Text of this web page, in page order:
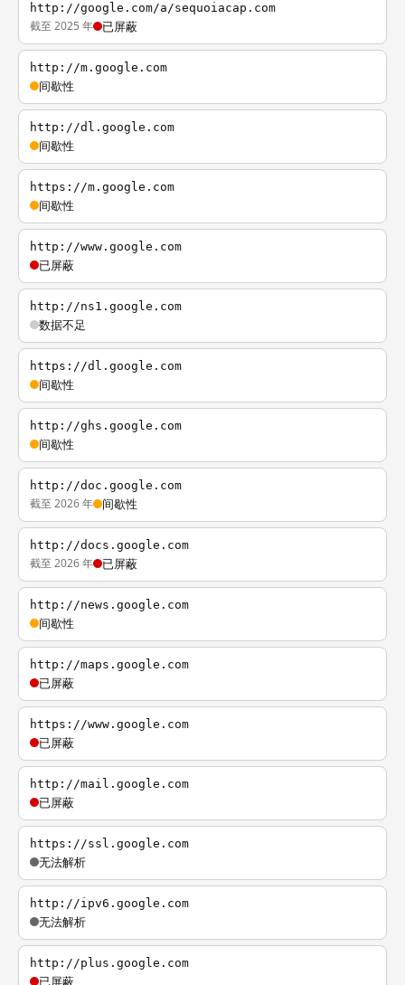
http://google.com/a/sequoiacap.com
截至 2025 年 已屏蔽
http://m.google.com
间歇性
http://dl.google.com
间歇性
https://m.google.com
间歇性
http://www.google.com
已屏蔽
http://ns1.google.com
数据不足
https://dl.google.com
间歇性
http://ghs.google.com
间歇性
http://doc.google.com
截至 2026 年 间歇性
http://docs.google.com
截至 2026 年 已屏蔽
http://news.google.com
间歇性
http://maps.google.com
已屏蔽
https://www.google.com
已屏蔽
http://mail.google.com
已屏蔽
https://ssl.google.com
无法解析
http://ipv6.google.com
无法解析
http://plus.google.com
已屏蔽